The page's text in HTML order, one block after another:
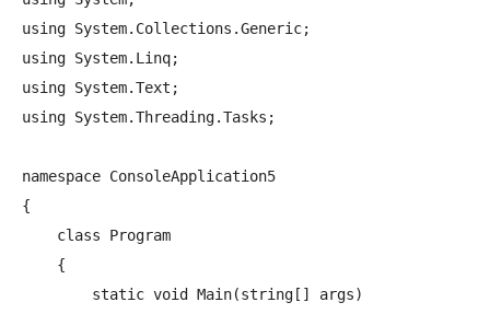
using System.Collections.Generic;
using System.Linq;
using System.Text;
using System.Threading.Tasks;
namespace ConsoleApplication5
{
    class Program
    {
        static void Main(string[] args)